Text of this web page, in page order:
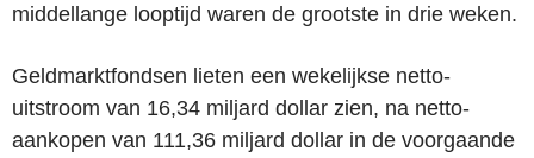
middellange looptijd waren de grootste in drie weken.
Geldmarktfondsen lieten een wekelijkse netto-
uitstroom van 16,34 miljard dollar zien, na netto-
aankopen van 111,36 miljard dollar in de voorgaande